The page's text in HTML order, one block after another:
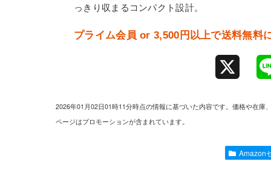
っきり収まるコンパクト設計。
プライム会員 or 3,500円以上で送料無料
2026年01月02日01時11分時点の情報に基づいた内容です。価格や在
ページはプロモーションが含まれています。
Amazon